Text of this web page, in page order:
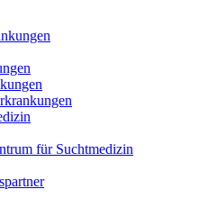
für Suchtmedizin